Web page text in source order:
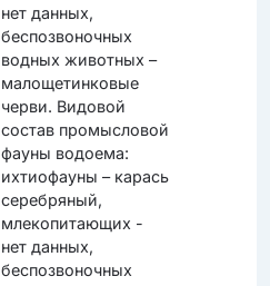
нет данных,
беспозвоночных
водных животных –
малощетинковые
черви. Видовой
состав промысловой
фауны водоема:
ихтиофауны – карась
серебряный,
млекопитающих -
нет данных,
беспозвоночных